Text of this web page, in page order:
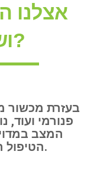
אצלנו
ושיקום פה?
בעזרת מכשור
המצב
הטיפול המתאימה לך ביותר.